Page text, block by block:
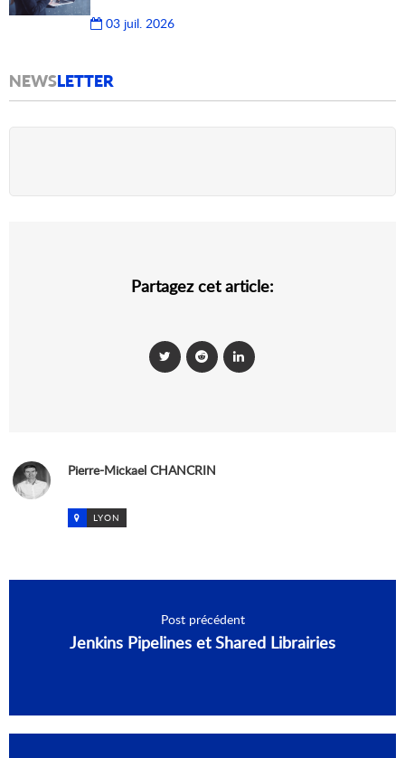
03 juil. 2026
NEWSLETTER
Partagez cet article:
Pierre-Mickael CHANCRIN
LYON
Post précédent
Jenkins Pipelines et Shared Librairies